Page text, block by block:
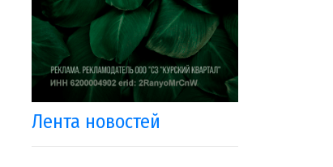
Лента новостей